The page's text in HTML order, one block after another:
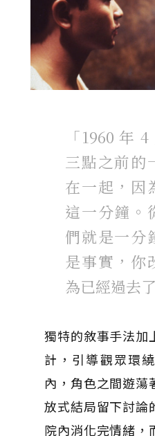
「1960 年
三點之前的
在一起，因
這一分鐘。
們就是一分
是事實，你
為已經過去了
獨特的敘事手法加
計，引導觀眾環
內，角色之間遊蕩
放式結局留下討論
院內消化完情緒，